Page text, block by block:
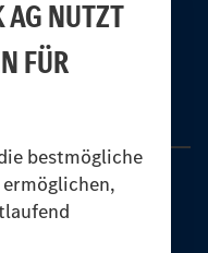
NUTZT
FÜR
bestmögliche